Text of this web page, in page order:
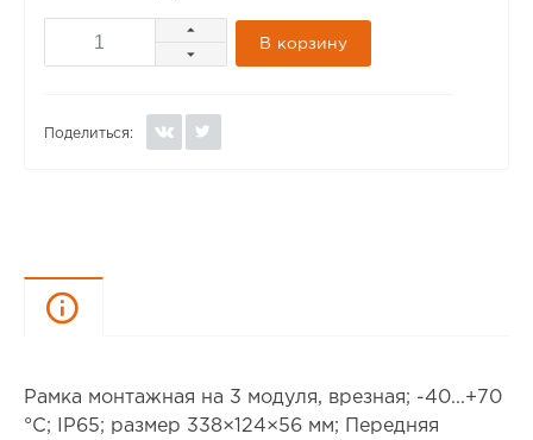
В корзину
Поделиться:
Рамка монтажная на 3 модуля, врезная; -40...+70
°C; IP65; размер 338×124×56 мм; Передняя